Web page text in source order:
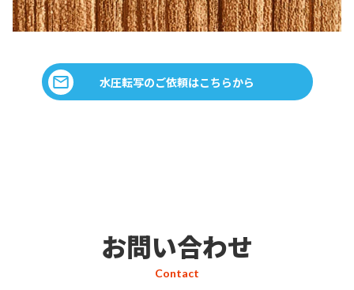
水圧転写のご依頼はこちらから
お問い合わせ
Contact